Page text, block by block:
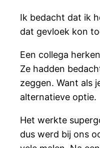
Ik bedacht dat ik
dat gevloek kon
Een collega
Ze hadden
zeggen. Want als
alternatieve optie.
Het werkte
dus werd bij ons